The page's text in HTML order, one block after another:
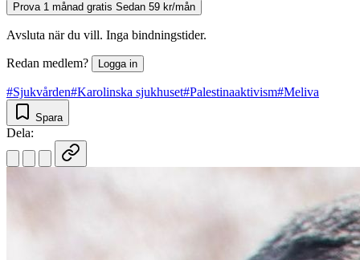
Prova 1 månad gratis Sedan 59 kr/mån
Avsluta när du vill. Inga bindningstider.
Redan medlem? Logga in
#Sjukvården#Karolinska sjukhuset#Palestinaaktivism#Meliva
Spara
Dela: